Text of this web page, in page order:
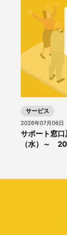
サービス
2026年07月06日
サポート窓
（水）～